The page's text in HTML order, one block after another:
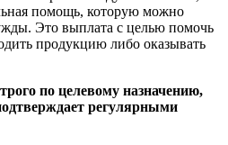
помощь, которую можно
Это выплата с целью помочь
продукцию либо оказывать
по целевому назначению,
регулярными